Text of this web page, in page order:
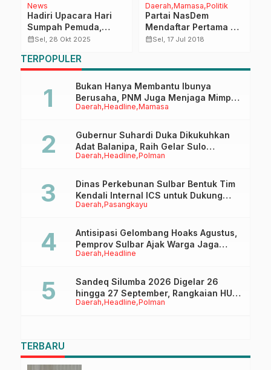
News
Hadiri Upacara Hari
Sumpah Pemuda,
Kepala Dissos Sulbar:
Jadi Pelopor
Perubahan
calendar_monthSel, 28 Okt 2025
Daerah Mamasa Politik
Partai NasDem
Mendaftar Pertama di
KPUD Mamasa
calendar_monthSel, 17 Jul 2018
TERPOPULER
Daerah Headline Mamasa
Bukan Hanya Membantu Ibunya
Berusaha, PNM Juga Menjaga Mimpi
Anaknya Untuk Menggapai Cita-Cita
Daerah Headline Polman
Gubernur Suhardi Duka Dikukuhkan
Adat Balanipa, Raih Gelar Sulo
Tappidena
Daerah Pasangkayu
Dinas Perkebunan Sulbar Bentuk Tim
Kendali Internal ICS untuk Dukung
Sertifikasi ISPO Pekebun di
Daerah Headline
Antisipasi Gelombang Hoaks Agustus,
Pemprov Sulbar Ajak Warga Jaga
Ruang Digital
Daerah Headline Polman
Sandeq Silumba 2026 Digelar 26
hingga 27 September, Rangkaian HUT
Sulbar
TERBARU